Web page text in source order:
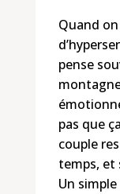
Quand
pense
pas que
couple
temps,
Un